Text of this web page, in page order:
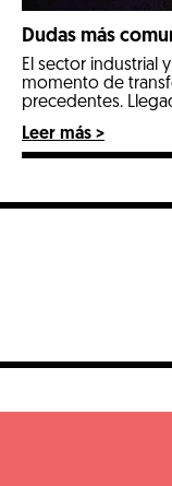
Dudas más
El sector industrial
momento de
precedentes.
opciones más
mercado laboral.
Leer más >